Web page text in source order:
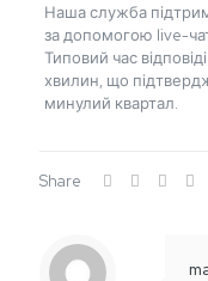
Наша служба
за допомогою live-
Типовий час
хвилин, що
минулий квартал.
Share